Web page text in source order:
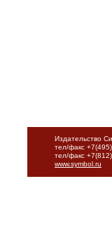
Издательство
тел/факс
тел/факс
www.symbol.ru